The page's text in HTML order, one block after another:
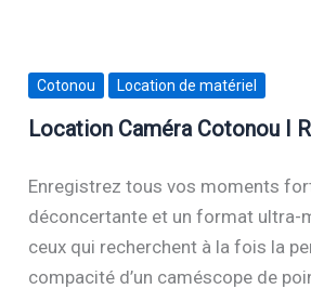
Cotonou Location de matériel
Location Caméra Cotonou I
Enregistrez tous vos moments
déconcertante et un format ultra-
ceux qui recherchent à la fois la
compacité d’un caméscope de